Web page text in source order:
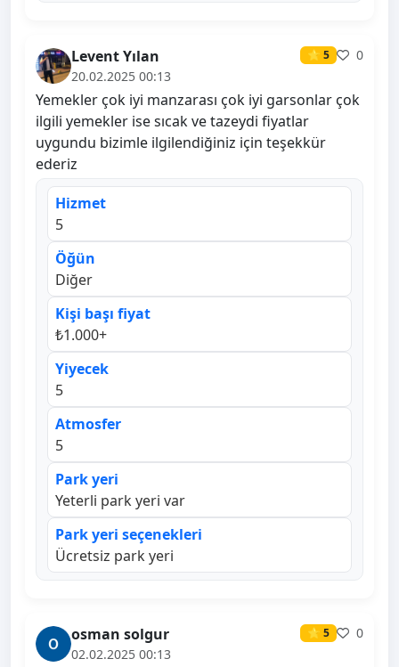
Levent Yılan ⭐ 5
0
20.02.2025 00:13
Yemekler çok iyi manzarası çok iyi garsonlar çok
ilgili yemekler ise sıcak ve tazeydi fiyatlar
uygundu bizimle ilgilendiğiniz için teşekkür
ederiz
Hizmet
5
Öğün
Diğer
Kişi başı fiyat
₺1.000+
Yiyecek
5
Atmosfer
5
Park yeri
Yeterli park yeri var
Park yeri seçenekleri
Ücretsiz park yeri
osman solgur ⭐ 5
0
02.02.2025 00:13